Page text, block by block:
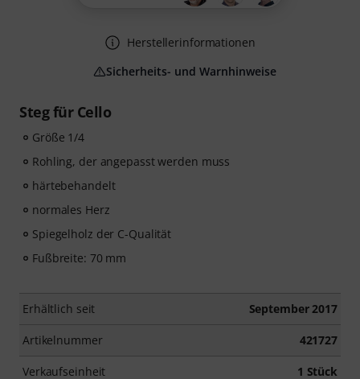
Steg für Cello
Größe 1/4
Rohling, der angepasst werden muss
härtebehandelt
normales Herz
Spiegelholz der C-Qualität
Fußbreite: 70 mm
Erhältlich seit September 2017
Artikelnummer 421727
Verkaufseinheit 1 Stück
Herstellerinformationen
Sicherheits- und Warnhinweise